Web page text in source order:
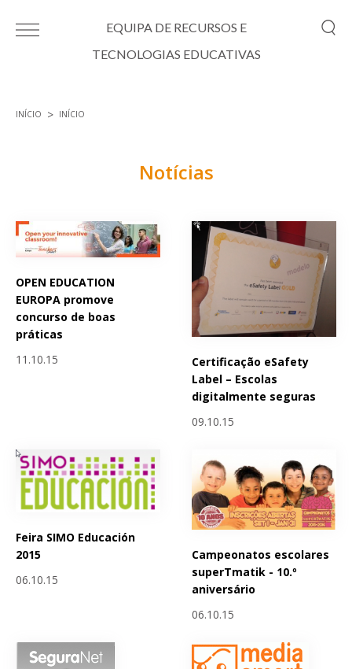
EQUIPA DE RECURSOS E
TECNOLOGIAS EDUCATIVAS
INÍCIO INÍCIO
Notícias
OPEN EDUCATION
EUROPA promove
concurso de boas
práticas
11.10.15
Certificação eSafety
Label – Escolas
digitalmente seguras
09.10.15
Feira SIMO Educación
2015
06.10.15
Campeonatos escolares
superTmatik - 10.º
aniversário
06.10.15
Páginas